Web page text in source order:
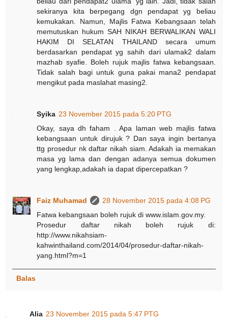
sekiranya kita berpegang dgn pendapat yg beliau
kemukakan. Namun, Majlis Fatwa Kebangsaan telah
memutuskan hukum SAH NIKAH BERWALIKAN WALI
HAKIM DI SELATAN THAILAND secara umum
berdasarkan pendapat yg sahih dari ulamak2 dalam
mazhab syafie. Boleh rujuk majlis fatwa kebangsaan.
Tidak salah bagi untuk guna pakai mana2 pendapat
mengikut pada maslahat masing2.
Syika 23 November 2015 pada 5:20 PTG
Okay, saya dh faham . Apa laman web majlis fatwa
kebangsaan untuk dirujuk ? Dan saya ingin bertanya
ttg prosedur nk daftar nikah siam. Adakah ia memakan
masa yg lama dan dengan adanya semua dokumen
yang lengkap,adakah ia dapat dipercepatkan ?
Faiz Muhamad
28 November 2015 pada 4:08 PG
Fatwa kebangsaan boleh rujuk di www.islam.gov.my.
Prosedur daftar nikah boleh rujuk di:
http://www.nikahsiam-
kahwinthailand.com/2014/04/prosedur-daftar-nikah-
yang.html?m=1
Balas
Alia 23 November 2015 pada 5:47 PTG